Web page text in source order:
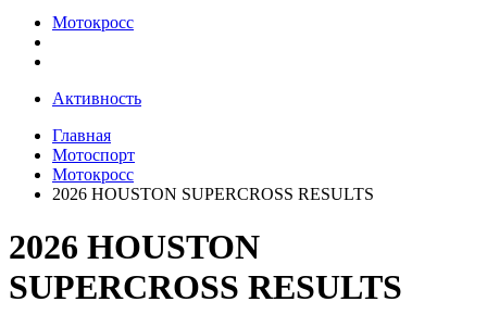
Мотокросс
Активность
Главная
Мотоспорт
Мотокросс
2026 HOUSTON SUPERCROSS RESULTS
2026 HOUSTON
SUPERCROSS RESULTS